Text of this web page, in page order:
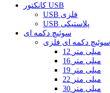
کانکتور USB
USB فلزی
USB پلاستیکی
سوئیچ دکمه ای
سوئیچ دکمه ای فلزی
12 میلی متر
16 میلی متر
19 میلی متر
22 میلی متر
30 میلی متر